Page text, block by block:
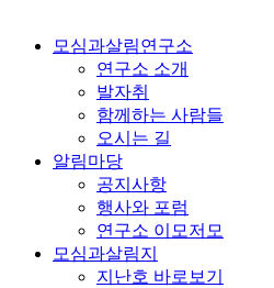
모심과살림연구소
연구소 소개
발자취
함께하는 사람들
오시는 길
알림마당
공지사항
행사와 포럼
연구소 이모저모
모심과살림지
지난호 바로보기